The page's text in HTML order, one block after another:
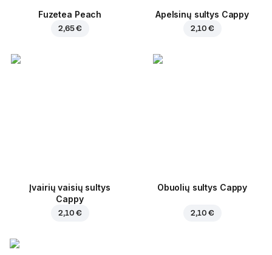
Fuzetea Peach
2,65 €
Apelsinų sultys Cappy
2,10 €
Įvairių vaisių sultys
Cappy
2,10 €
Obuolių sultys Cappy
2,10 €